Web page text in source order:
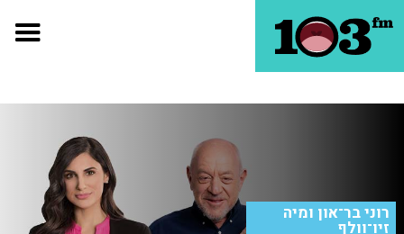
רוני בר־און ומיה
זיו־וולף